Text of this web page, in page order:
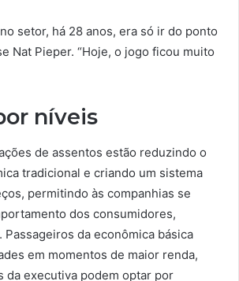
setor, há 28 anos, era só ir do ponto
Nat Pieper. “Hoje, o jogo ficou muito
níveis
de assentos estão reduzindo o
tradicional e criando um sistema
permitindo às companhias se
dos consumidores,
Passageiros da econômica básica
em momentos de maior renda,
da executiva podem optar por